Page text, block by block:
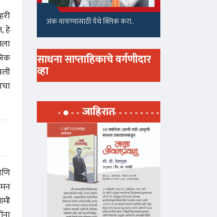
हे
अंक वाचण्यासाठी येथे क्लिक करा..
साधना साप्ताहिकाचे वर्गणीदार
व्हा
जाहिरात